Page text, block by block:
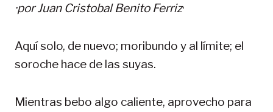
·porJuan Cristobal Benito Ferriz·
Aquí solo, de nuevo; moribundo y al límite; el
soroche hace de las suyas.
Mientras bebo algo caliente, aprovecho para